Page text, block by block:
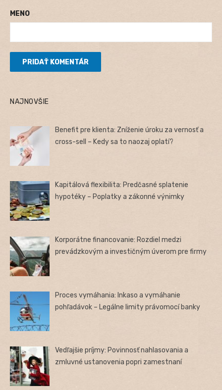
MENO
NAJNOVŠIE
Benefit pre klienta: Zníženie úroku za vernosť a
cross-sell – Kedy sa to naozaj oplatí?
Kapitálová flexibilita: Predčasné splatenie
hypotéky – Poplatky a zákonné výnimky
Korporátne financovanie: Rozdiel medzi
prevádzkovým a investičným úverom pre firmy
Proces vymáhania: Inkaso a vymáhanie
pohľadávok – Legálne limity právomocí banky
Vedľajšie príjmy: Povinnosť nahlasovania a
zmluvné ustanovenia popri zamestnaní